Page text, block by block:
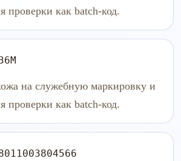
проверки как batch-код.
на служебную маркировку и
проверки как batch-код.